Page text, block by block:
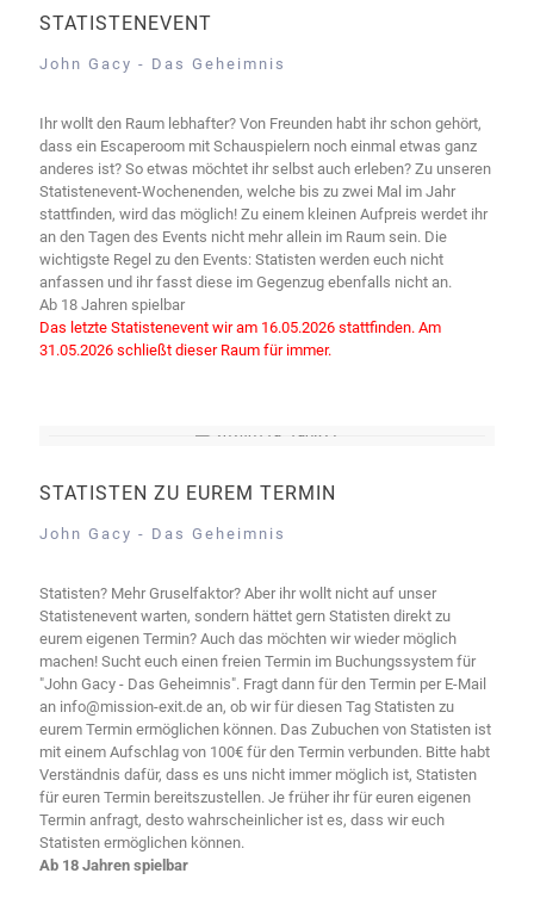
STATISTENEVENT
John Gacy - Das Geheimnis
Ihr wollt den Raum lebhafter? Von Freunden habt ihr schon gehört,
dass ein Escaperoom mit Schauspielern noch einmal etwas ganz
anderes ist? So etwas möchtet ihr selbst auch erleben? Zu unseren
Statistenevent-Wochenenden, welche bis zu zwei Mal im Jahr
stattfinden, wird das möglich! Zu einem kleinen Aufpreis werdet ihr
an den Tagen des Events nicht mehr allein im Raum sein. Die
wichtigste Regel zu den Events: Statisten werden euch nicht
anfassen und ihr fasst diese im Gegenzug ebenfalls nicht an.
Ab 18 Jahren spielbar
Das letzte Statistenevent wir am 16.05.2026 stattfinden. Am
31.05.2026 schließt dieser Raum für immer.
STATISTEN ZU EUREM TERMIN
John Gacy - Das Geheimnis
Statisten? Mehr Gruselfaktor? Aber ihr wollt nicht auf unser
Statistenevent warten, sondern hättet gern Statisten direkt zu
eurem eigenen Termin? Auch das möchten wir wieder möglich
machen! Sucht euch einen freien Termin im Buchungssystem für
"John Gacy - Das Geheimnis". Fragt dann für den Termin per E-Mail
an info@mission-exit.de an, ob wir für diesen Tag Statisten zu
eurem Termin ermöglichen können. Das Zubuchen von Statisten ist
mit einem Aufschlag von 100€ für den Termin verbunden. Bitte habt
Verständnis dafür, dass es uns nicht immer möglich ist, Statisten
für euren Termin bereitszustellen. Je früher ihr für euren eigenen
Termin anfragt, desto wahrscheinlicher ist es, dass wir euch
Statisten ermöglichen können.
Ab 18 Jahren spielbar